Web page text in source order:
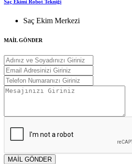
Saç Ekimi Robot Tekniği
Saç Ekim Merkezi
MAİL GÖNDER
MAİL GÖNDER